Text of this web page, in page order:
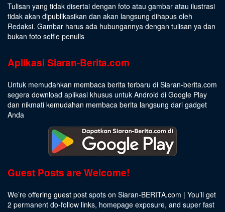
Tulisan yang tidak disertai dengan foto atau gambar atau ilustrasi
tidak akan dipublikasikan dan akan langsung dihapus oleh
Redaksi. Gambar harus ada hubungannya dengan tulisan ya dan
bukan foto selfie penulis
Aplikasi Siaran-Berita.com
Untuk memudahkan membaca berita terbaru di Siaran-berita.com
segera download aplikasi khusus untuk Android di Google Play
dan nikmati kemudahan membaca berita langsung dari gadget
Anda
Guest Posts are Welcome!
We’re offering guest post spots on Siaran-BERITA.com | You’ll get
2 permanent do-follow links, homepage exposure, and super fast